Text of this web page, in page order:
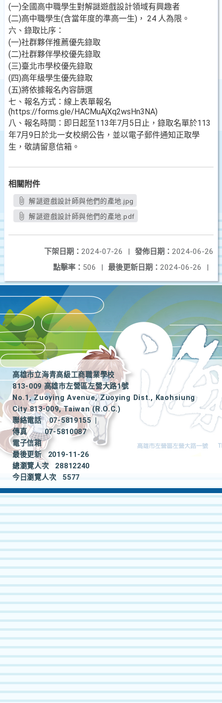
(一)全國高中職學生對解謎遊戲設計領域有興趣者
(二)高中職學生(含當年度的準高一生)， 24 人為限。
六、錄取比序：
(一)社群夥伴推薦優先錄取
(二)社群夥伴學校優先錄取
(三)臺北市學校優先錄取
(四)高年級學生優先錄取
(五)將依據報名內容篩選
七、報名方式：線上表單報名
(https://forms.gle/HACMuAjXq2wsHn3NA)
八、報名時間：即日起至113年7月5日止，錄取名單於113
年7月9日於北一女校網公告，並以電子郵件通知正取學
生，敬請留意信箱。
相關附件
解謎遊戲設計師與他們的產地.jpg
解謎遊戲設計師與他們的產地.pdf
發佈日期： 2024-06-26
下架日期： 2024-07-26
|
最後更新日期： 2024-06-26 |
點擊率： 506 |
高雄市立海青高級工商職業學校
813-009 高雄市左營區左營大路1號
No.1, Zuoying Avenue, Zuoying Dist., Kaohsiung
City 813-009, Taiwan (R.O.C.)
聯絡電話
07-5819155
|
傳真
07-5810087
電子信箱
最後更新
2019-11-26
總瀏覽人次
28812240
今日瀏覽人次
5577